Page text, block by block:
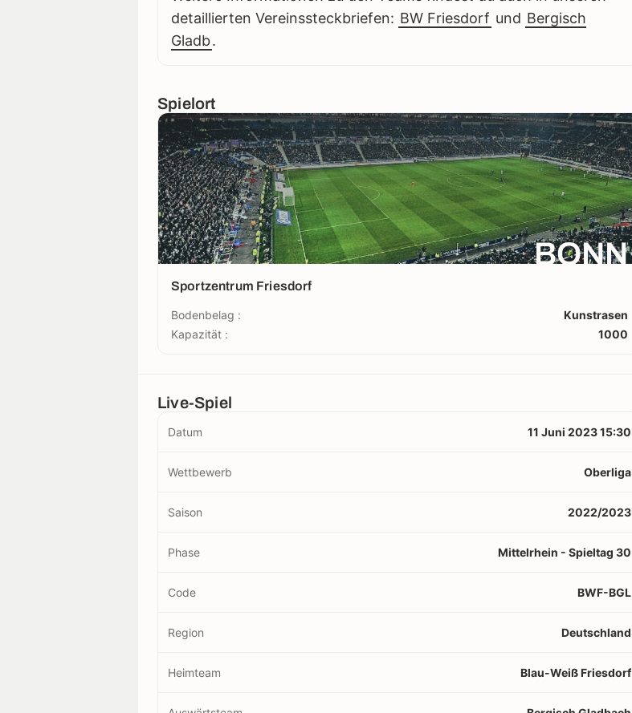
detaillierten Vereinssteckbriefen: BW Friesdorf und Bergisch
Gladb.
Spielort
BONN
Sportzentrum Friesdorf
Bodenbelag :
Kunstrasen
Kapazität :
1000
Live-Spiel
Datum 11 Juni 2023 15:30
Wettbewerb Oberliga
Saison 2022/2023
Phase Mittelrhein - Spieltag 30
Code BWF-BGL
Region Deutschland
Heimteam Blau-Weiß Friesdorf